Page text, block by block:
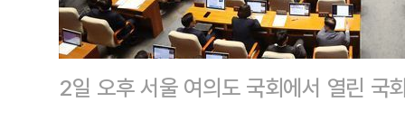
2일 오후 서울 여의도 국회에서 열린